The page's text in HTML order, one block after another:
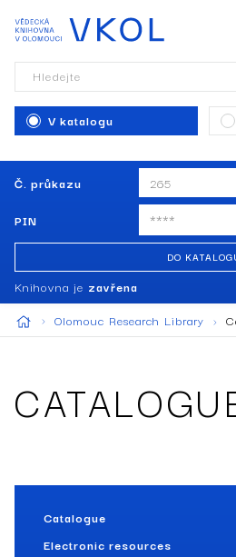
Č. průkazu
PIN
DO
Knihovna je zavřena
Hledejte
V katalogu
Olomouc Research Library
Catalogue
Electronic resources